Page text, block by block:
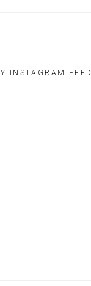
INSTAGRAM FEED